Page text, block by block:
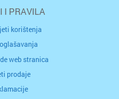
I PRAVILA
korištenja
web stranica
prodaje